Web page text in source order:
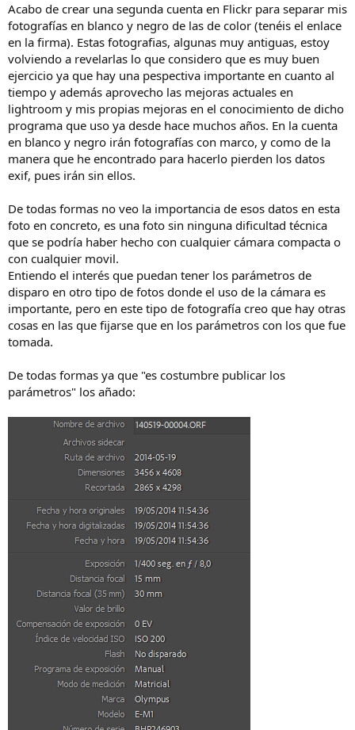
Acabo de crear una segunda cuenta en Flickr para separar mis
fotografías en blanco y negro de las de color (tenéis el enlace
en la firma). Estas fotografias, algunas muy antiguas, estoy
volviendo a revelarlas lo que considero que es muy buen
ejercicio ya que hay una pespectiva importante en cuanto al
tiempo y además aprovecho las mejoras actuales en
lightroom y mis propias mejoras en el conocimiento de dicho
programa que uso ya desde hace muchos años. En la cuenta
en blanco y negro irán fotografías con marco, y como de la
manera que he encontrado para hacerlo pierden los datos
exif, pues irán sin ellos.
De todas formas no veo la importancia de esos datos en esta
foto en concreto, es una foto sin ninguna dificultad técnica
que se podría haber hecho con cualquier cámara compacta o
con cualquier movil.
Entiendo el interés que puedan tener los parámetros de
disparo en otro tipo de fotos donde el uso de la cámara es
importante, pero en este tipo de fotografía creo que hay otras
cosas en las que fijarse que en los parámetros con los que fue
tomada.
De todas formas ya que "es costumbre publicar los
parámetros" los añado: